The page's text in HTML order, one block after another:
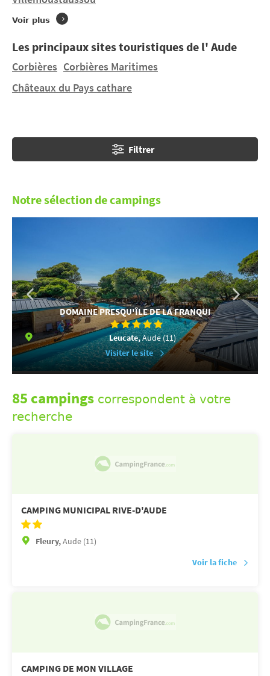
un délicieux cassoulet.
Voir plus
Les principaux sites touristiques de l' Aude
Corbières Corbières Maritimes
Châteaux du Pays cathare
Filtrer
Notre sélection de campings
DOMAINE PRESQU'ÎLE DE LA FRANQUI
Leucate,Aude (11)
Visiter le site
85 campings correspondent à votre
recherche
CAMPING MUNICIPAL RIVE-D'AUDE
Fleury,Aude (11)
Voir la fiche
CAMPING DE MON VILLAGE